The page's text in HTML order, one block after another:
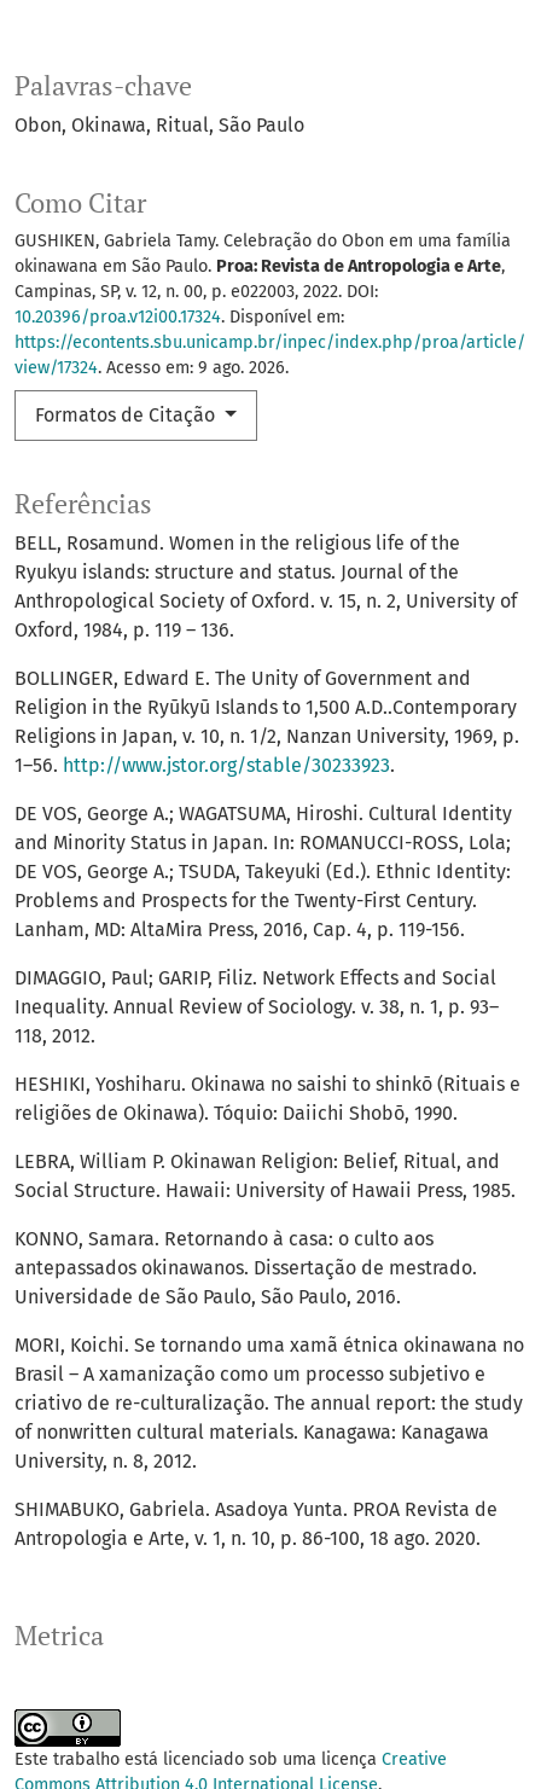
Palavras-chave
Obon Okinawa Ritual São Paulo
Metrica
Como Citar
GUSHIKEN, Gabriela Tamy. Celebração do Obon em uma família
okinawana em São Paulo. Proa: Revista de Antropologia e Arte,
Campinas, SP, v. 12, n. 00, p. e022003, 2022. DOI:
10.20396/proa.v12i00.17324. Disponível em:
https://econtents.sbu.unicamp.br/inpec/index.php/proa/article/
view/17324. Acesso em: 9 ago. 2026.
Formatos de Citação
Referências
BELL, Rosamund. Women in the religious life of the
Ryukyu islands: structure and status. Journal of the
Anthropological Society of Oxford. v. 15, n. 2, University of
Oxford, 1984, p. 119 – 136.
BOLLINGER, Edward E. The Unity of Government and
Religion in the Ryūkyū Islands to 1,500 A.D..Contemporary
Religions in Japan, v. 10, n. 1/2, Nanzan University, 1969, p.
1–56. http://www.jstor.org/stable/30233923.
DE VOS, George A.; WAGATSUMA, Hiroshi. Cultural Identity
and Minority Status in Japan. In: ROMANUCCI-ROSS, Lola;
DE VOS, George A.; TSUDA, Takeyuki (Ed.). Ethnic Identity:
Problems and Prospects for the Twenty-First Century.
Lanham, MD: AltaMira Press, 2016, Cap. 4, p. 119-156.
DIMAGGIO, Paul; GARIP, Filiz. Network Effects and Social
Inequality. Annual Review of Sociology. v. 38, n. 1, p. 93–
118, 2012.
HESHIKI, Yoshiharu. Okinawa no saishi to shinkō (Rituais e
religiões de Okinawa). Tóquio: Daiichi Shobō, 1990.
LEBRA, William P. Okinawan Religion: Belief, Ritual, and
Social Structure. Hawaii: University of Hawaii Press, 1985.
KONNO, Samara. Retornando à casa: o culto aos
antepassados okinawanos. Dissertação de mestrado.
Universidade de São Paulo, São Paulo, 2016.
MORI, Koichi. Se tornando uma xamã étnica okinawana no
Brasil – A xamanização como um processo subjetivo e
criativo de re-culturalização. The annual report: the study
of nonwritten cultural materials. Kanagawa: Kanagawa
University, n. 8, 2012.
SHIMABUKO, Gabriela. Asadoya Yunta. PROA Revista de
Antropologia e Arte, v. 1, n. 10, p. 86-100, 18 ago. 2020.
Este trabalho está licenciado sob uma licença Creative